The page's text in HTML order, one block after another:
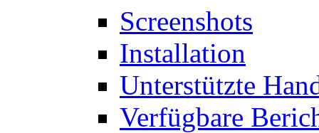
Screenshots
Installation
Unterstützte
Verfügbare